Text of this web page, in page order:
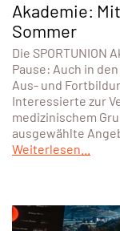
Akademie:
Sommer
Die SPORTUNION
Pause: Auch in
Aus- und
Interessierte zur
medizinischem
ausgewählte
Weiterlesen...